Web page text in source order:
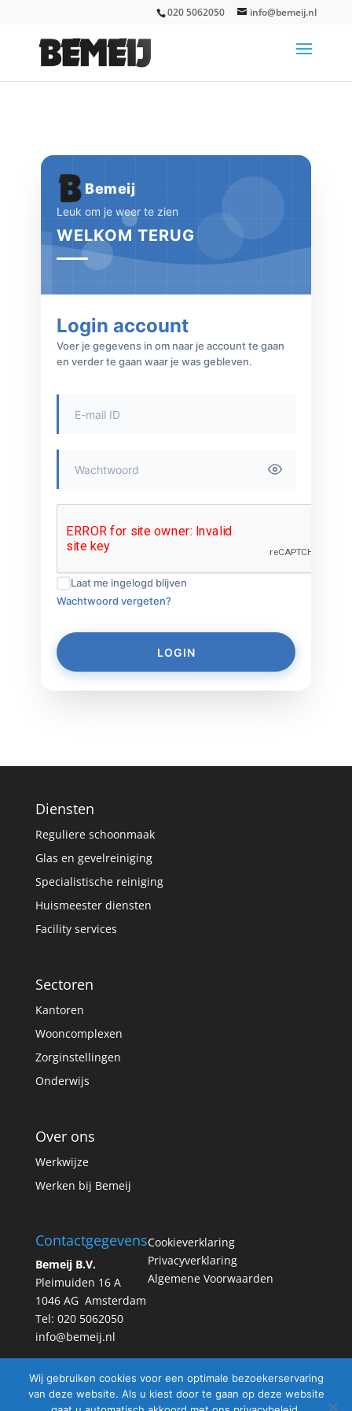
020 5062050 info@bemeij.nl
Bemeij
Leuk om je weer te zien
WELKOM TERUG
Login account
Voer je gegevens in om naar je account te gaan
en verder te gaan waar je was gebleven.
Laat me ingelogd blijven
Wachtwoord vergeten?
LOGIN
Diensten
Reguliere schoonmaak
Glas en gevelreiniging
Specialistische reiniging
Huismeester diensten
Facility services
Sectoren
Kantoren
Wooncomplexen
Zorginstellingen
Onderwijs
Over ons
Werkwijze
Werken bij Bemeij
Contactgegevens
Bemeij B.V.
Pleimuiden 16 A
1046 AG Amsterdam
Tel: 020 5062050
info@bemeij.nl
Cookieverklaring
Privacyverklaring
Algemene Voorwaarden
Wij gebruiken cookies voor een optimale bezoekerservaring
van deze website. Als u kiest door te gaan op deze website